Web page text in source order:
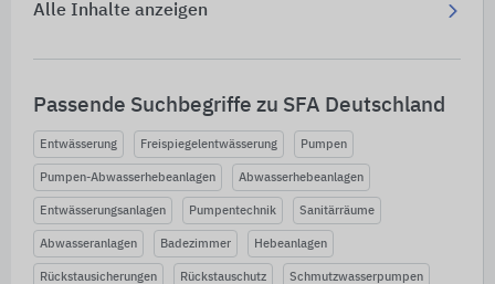
Alle Inhalte anzeigen
Passende Suchbegriffe zu SFA Deutschland
Entwässerung Freispiegelentwässerung Pumpen
Pumpen-Abwasserhebeanlagen Abwasserhebeanlagen
Entwässerungsanlagen Pumpentechnik Sanitärräume
Abwasseranlagen Badezimmer Hebeanlagen
Rückstausicherungen Rückstauschutz Schmutzwasserpumpen